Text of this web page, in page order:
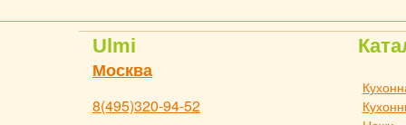
Ulmi
Москва
8(495)320-94-52